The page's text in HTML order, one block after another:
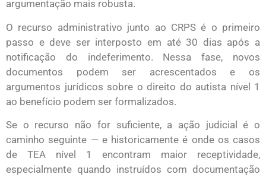
argumentação mais robusta.
O recurso administrativo junto ao CRPS é o primeiro
passo e deve ser interposto em até 30 dias após a
notificação do indeferimento. Nessa fase, novos
documentos podem ser acrescentados e os
argumentos jurídicos sobre o direito do autista nível 1
ao benefício podem ser formalizados.
Se o recurso não for suficiente, a ação judicial é o
caminho seguinte — e historicamente é onde os casos
de TEA nível 1 encontram maior receptividade,
especialmente quando instruídos com documentação